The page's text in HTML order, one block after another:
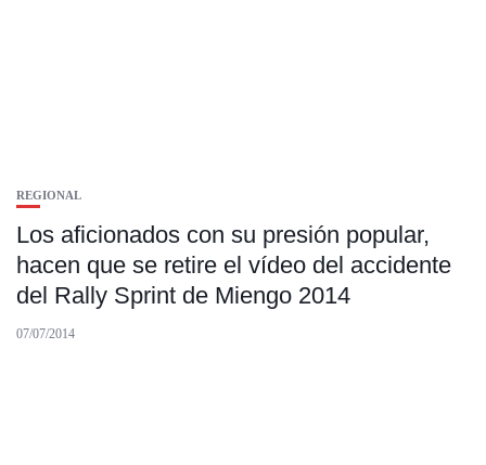
REGIONAL
Los aficionados con su presión popular,
hacen que se retire el vídeo del accidente
del Rally Sprint de Miengo 2014
07/07/2014